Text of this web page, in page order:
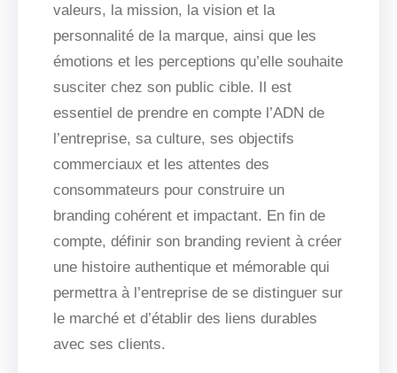
valeurs, la mission, la vision et la
personnalité de la marque, ainsi que les
émotions et les perceptions qu’elle souhaite
susciter chez son public cible. Il est
essentiel de prendre en compte l’ADN de
l’entreprise, sa culture, ses objectifs
commerciaux et les attentes des
consommateurs pour construire un
branding cohérent et impactant. En fin de
compte, définir son branding revient à créer
une histoire authentique et mémorable qui
permettra à l’entreprise de se distinguer sur
le marché et d’établir des liens durables
avec ses clients.